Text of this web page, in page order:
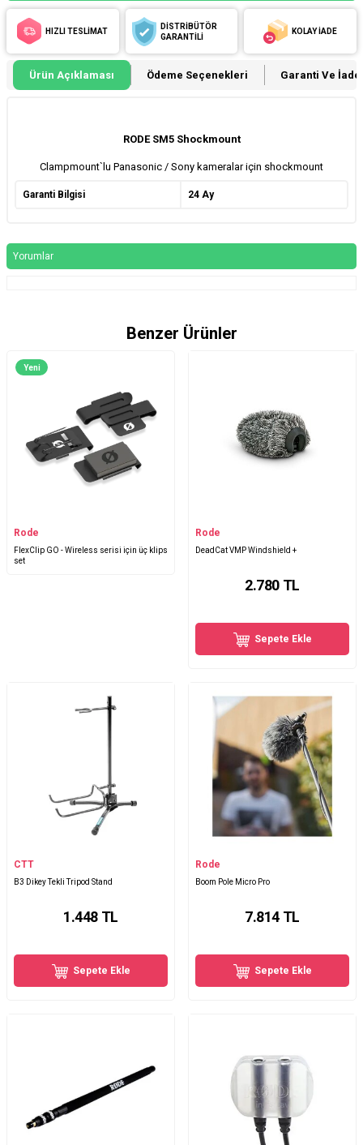
HIZLI TESLİMAT
DİSTRİBÜTÖR
GARANTİLİ
KOLAY İADE
Ürün Açıklaması Ödeme Seçenekleri Garanti Ve İade
RODE SM5 Shockmount
Clampmount`lu Panasonic / Sony kameralar için shockmount
Garanti Bilgisi 24 Ay
Yorumlar
Benzer Ürünler
Yeni
Rode
FlexClip GO - Wireless serisi için üç klips
set
Rode
DeadCat VMP Windshield +
2.780 TL
Sepete Ekle
CTT
B3 Dikey Tekli Tripod Stand
1.448 TL
Sepete Ekle
Rode
Boom Pole Micro Pro
7.814 TL
Sepete Ekle